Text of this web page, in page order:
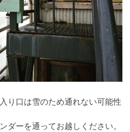
り口は雪のため通れない可能性
ダーを通ってお越しください。